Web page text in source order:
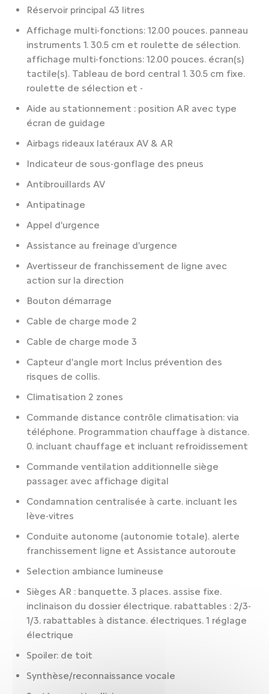
Réservoir principal 43 litres
Affichage multi-fonctions: 12.00 pouces. panneau
instruments 1. 30.5 cm et roulette de sélection.
affichage multi-fonctions: 12.00 pouces. écran(s)
tactile(s). Tableau de bord central 1. 30.5 cm fixe.
roulette de sélection et -
Aide au stationnement : position AR avec type
écran de guidage
Airbags rideaux latéraux AV & AR
Indicateur de sous-gonflage des pneus
Antibrouillards AV
Antipatinage
Appel d'urgence
Assistance au freinage d'urgence
Avertisseur de franchissement de ligne avec
action sur la direction
Bouton démarrage
Cable de charge mode 2
Cable de charge mode 3
Capteur d'angle mort Inclus prévention des
risques de collis.
Climatisation 2 zones
Commande distance contrôle climatisation: via
téléphone. Programmation chauffage à distance.
0. incluant chauffage et incluant refroidissement
Commande ventilation additionnelle siège
passager. avec affichage digital
Condamnation centralisée à carte. incluant les
lève-vitres
Conduite autonome (autonomie totale). alerte
franchissement ligne et Assistance autoroute
Selection ambiance lumineuse
Sièges AR : banquette. 3 places. assise fixe.
inclinaison du dossier électrique. rabattables : 2/3-
1/3. rabattables à distance. électriques. 1 réglage
électrique
Spoiler: de toit
Synthèse/reconnaissance vocale